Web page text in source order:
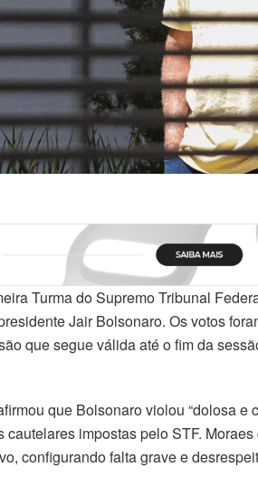
Turma do Supremo Tribunal
Jair Bolsonaro. Os votos
que segue válida até o fim da
que Bolsonaro violou “dolosa e
impostas pelo STF.
configurando falta grave e